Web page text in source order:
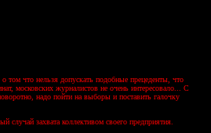
что нельзя допускать подобные прецеденты, что
московских журналистов не очень интересовало... С
надо пойти на выборы и поставить галочку
захвата коллективом своего предприятия.